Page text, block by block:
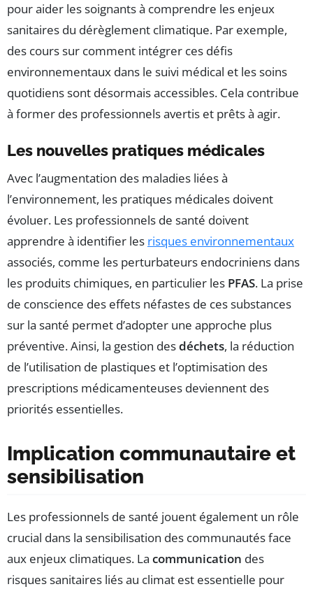
pour aider les soignants à comprendre les enjeux
sanitaires du dérèglement climatique. Par exemple,
des cours sur comment intégrer ces défis
environnementaux dans le suivi médical et les soins
quotidiens sont désormais accessibles. Cela contribue
à former des professionnels avertis et prêts à agir.
Les nouvelles pratiques médicales
Avec l’augmentation des maladies liées à
l’environnement, les pratiques médicales doivent
évoluer. Les professionnels de santé doivent
apprendre à identifier les risques environnementaux
associés, comme les perturbateurs endocriniens dans
les produits chimiques, en particulier les PFAS. La prise
de conscience des effets néfastes de ces substances
sur la santé permet d’adopter une approche plus
préventive. Ainsi, la gestion desdéchets, la réduction
de l’utilisation de plastiques et l’optimisation des
prescriptions médicamenteuses deviennent des
priorités essentielles.
Implication communautaire et
sensibilisation
Les professionnels de santé jouent également un rôle
crucial dans la sensibilisation des communautés face
aux enjeux climatiques. La communication des
risques sanitaires liés au climat est essentielle pour